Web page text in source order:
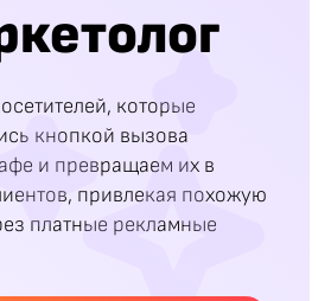
которые
кнопкой вызова
и превращаем их в
привлекая похожую
платные рекламные